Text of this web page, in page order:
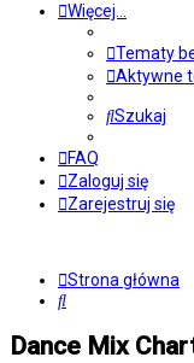
Więcej…
Tematy
Aktywne
Szukaj
FAQ
Zaloguj się
Zarejestruj się
Strona główna
Szukaj
Dance Mix